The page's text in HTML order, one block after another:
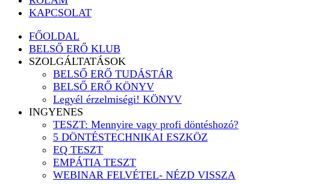
KAPCSOLAT
FŐOLDAL
BELSŐ ERŐ KLUB
SZOLGÁLTATÁSOK
BELSŐ ERŐ TUDÁSTÁR
BELSŐ ERŐ KÖNYV
Legyél érzelmiségi! KÖNYV
INGYENES
TESZT: Mennyire vagy profi döntéshozó?
5 DÖNTÉSTECHNIKAI ESZKÖZ
EQ TESZT
EMPÁTIA TESZT
WEBINAR FELVÉTEL- NÉZD VISSZA